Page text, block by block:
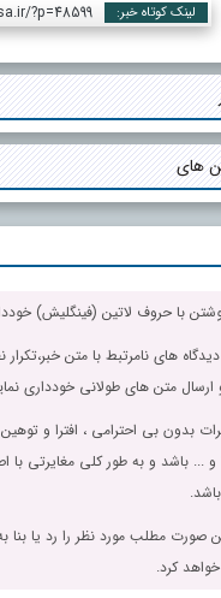
لینک کوتاه خبر: ?p=48599
های
با حروف لاتین (فینگلیش)
های نامرتبط با متن
ارسال متن های طولانی خودداری
بدون بی احترامی ، افترا و
... باشد و به طور کلی مغایرتی با
صورت مطلب مورد نظر را رد یا
کرد.